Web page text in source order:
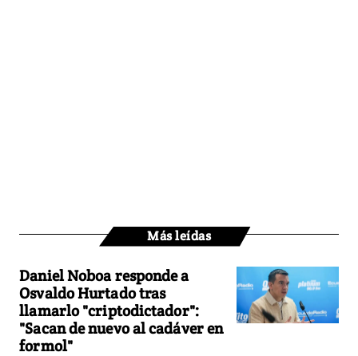
Más leídas
Daniel Noboa responde a
Osvaldo Hurtado tras
llamarlo "criptodictador":
"Sacan de nuevo al cadáver en
formol"